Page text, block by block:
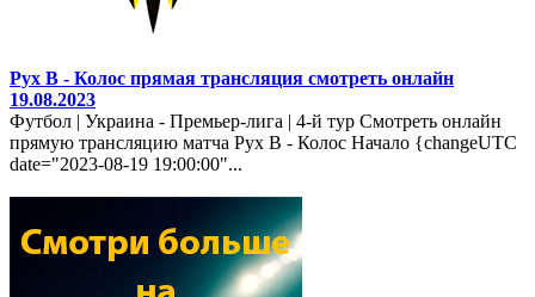
Рух В - Колос прямая трансляция смотреть онлайн
19.08.2023
Футбол | Украина - Премьер-лига | 4-й тур Смотреть онлайн
прямую трансляцию матча Рух В - Колос Начало {changeUTC
date="2023-08-19 19:00:00"...